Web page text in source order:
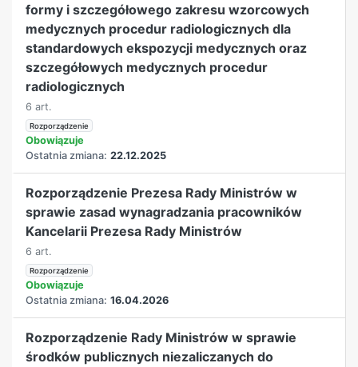
formy i szczegółowego zakresu wzorcowych
medycznych procedur radiologicznych dla
standardowych ekspozycji medycznych oraz
szczegółowych medycznych procedur
radiologicznych
6 art.
Rozporządzenie
Obowiązuje
Ostatnia zmiana: 22.12.2025
Rozporządzenie Prezesa Rady Ministrów w
sprawie zasad wynagradzania pracowników
Kancelarii Prezesa Rady Ministrów
6 art.
Rozporządzenie
Obowiązuje
Ostatnia zmiana: 16.04.2026
Rozporządzenie Rady Ministrów w sprawie
środków publicznych niezaliczanych do